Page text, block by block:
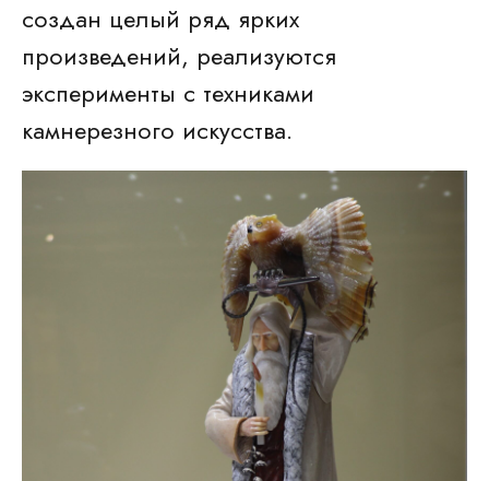
создан целый ряд ярких
произведений, реализуются
эксперименты с техниками
камнерезного искусства.